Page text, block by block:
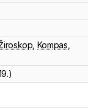
Kompas
)